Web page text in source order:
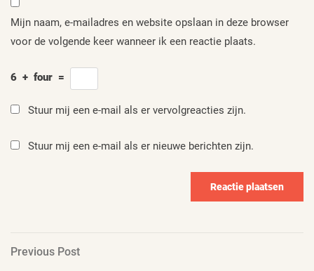
Mijn naam, e-mailadres en website opslaan in deze browser
voor de volgende keer wanneer ik een reactie plaats.
6 + four =
Stuur mij een e-mail als er vervolgreacties zijn.
Stuur mij een e-mail als er nieuwe berichten zijn.
Berichtnavigatie
Previous
Previous Post